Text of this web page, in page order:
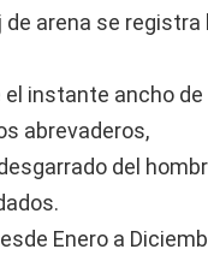
arena se registra
el instante ancho de
abrevaderos,
del
Enero a